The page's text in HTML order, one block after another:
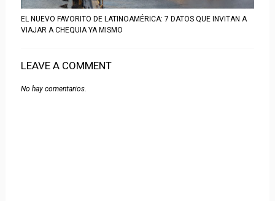
EL NUEVO FAVORITO DE LATINOAMÉRICA: 7 DATOS QUE INVITAN A
VIAJAR A CHEQUIA YA MISMO
LEAVE A COMMENT
No hay comentarios.